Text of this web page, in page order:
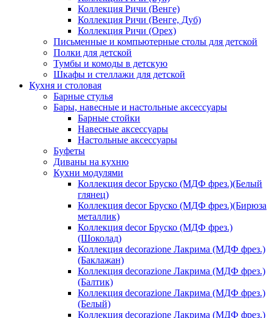
Коллекция Ричи (Венге)
Коллекция Ричи (Венге, Дуб)
Коллекция Ричи (Орех)
Письменные и компьютерные столы для детской
Полки для детской
Тумбы и комоды в детскую
Шкафы и стеллажи для детской
Кухня и столовая
Барные стулья
Бары, навесные и настольные аксессуары
Барные стойки
Навесные аксессуары
Настольные аксессуары
Буфеты
Диваны на кухню
Кухни модулями
Коллекция decor Бруско (МДФ фрез.)(Белый
глянец)
Коллекция decor Бруско (МДФ фрез.)(Бирюза
металлик)
Коллекция decor Бруско (МДФ фрез.)
(Шоколад)
Коллекция decorazione Лакрима (МДФ фрез.)
(Баклажан)
Коллекция decorazione Лакрима (МДФ фрез.)
(Балтик)
Коллекция decorazione Лакрима (МДФ фрез.)
(Белый)
Коллекция decorazione Лакрима (МДФ фрез.)